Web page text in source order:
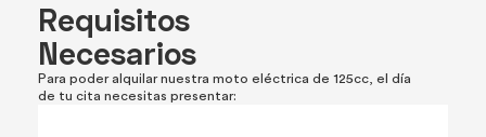
Requisitos
Necesarios
Para poder alquilar nuestra moto eléctrica de 125cc, el día
de tu cita necesitas presentar: